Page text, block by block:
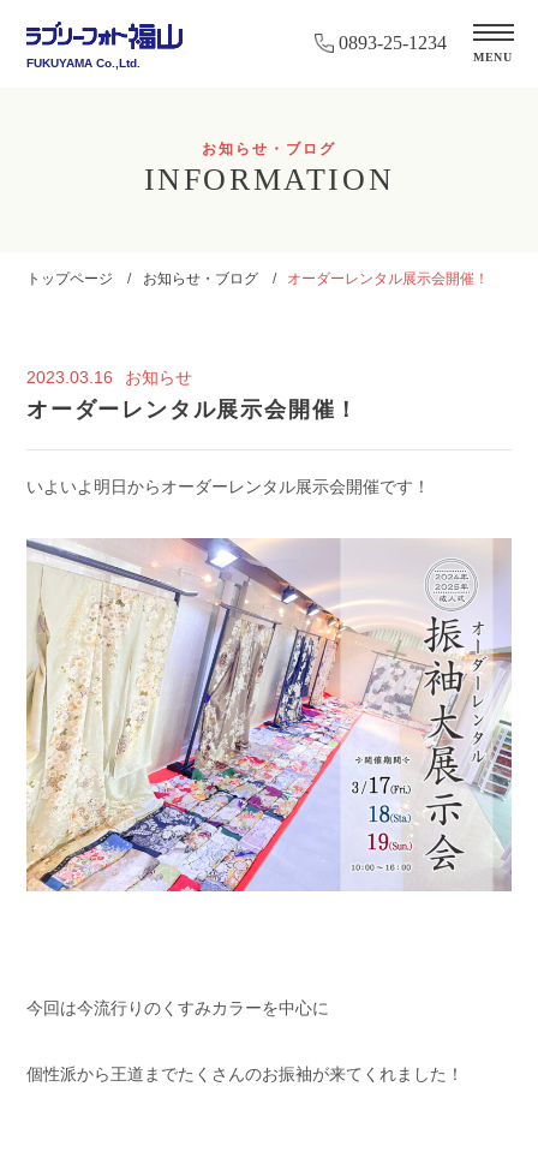
FUKUYAMA Co.,Ltd.
0893-25-1234
MENU
お知らせ・ブログ
INFORMATION
トップページ お知らせ・ブログ オーダーレンタル展示会開催！
2023.03.16 お知らせ
オーダーレンタル展示会開催！
いよいよ明日からオーダーレンタル展示会開催です！
今回は今流行りのくすみカラーを中心に
個性派から王道までたくさんのお振袖が来てくれました！